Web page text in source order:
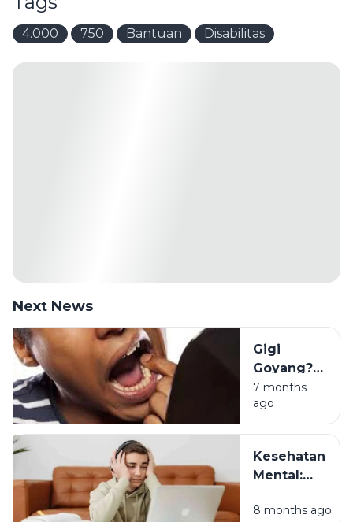
4.000 750 Bantuan Disabilitas
Next News
Gigi
Goyang?
Ini Bisa
Jadi
Tanda
Parah!
7 months
ago
Kesehatan
Mental:
8 months ago